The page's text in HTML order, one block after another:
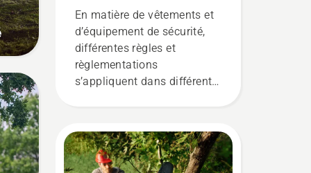
de tronçonneuse dont vous
avez besoin pour
commencer
En matière de vêtements et
d’équipement de sécurité,
différentes règles et
règlementations
s’appliquent dans différents
d’articles vous permettra
d’améliorer votre sécurité
lorsque vous utilisez des